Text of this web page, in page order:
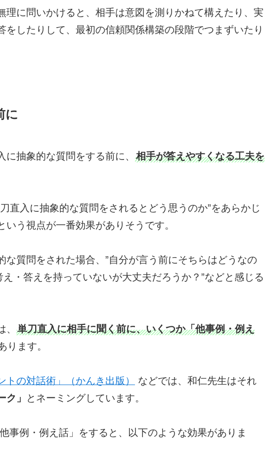
理に問いかけると、相手は意図を測りかねて構えたり、実
をしたりして、最初の信頼関係構築の段階でつまずいたり
に
抽象的な質問をする前に、 相手が答えやすくなる工夫を
直入に抽象的な質問をされるとどう思うのか”をあらかじ
う視点が一番効果がありそうです。
な質問をされた場合、”自分が言う前にそちらはどうなの
え・答えを持っていないが大丈夫だろうか？”などと感じる
単刀直入に相手に聞く前に、いくつか「他事例・例え
ります。
の対話術」（かんき出版）
などでは、和仁先生はそれ
ク」 とネーミングしています。
事例・例え話」をすると、以下のような効果がありま